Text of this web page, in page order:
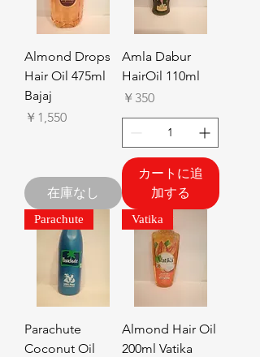
Almond Drops
Hair Oil 475ml
Bajaj
価格
￥1,550
在庫なし
Amla Dabur
HairOil 110ml
価格
￥350
カートに追
加する
Parachute
Parachute
Coconut Oil
Vatika
Almond Hair Oil
200ml Vatika